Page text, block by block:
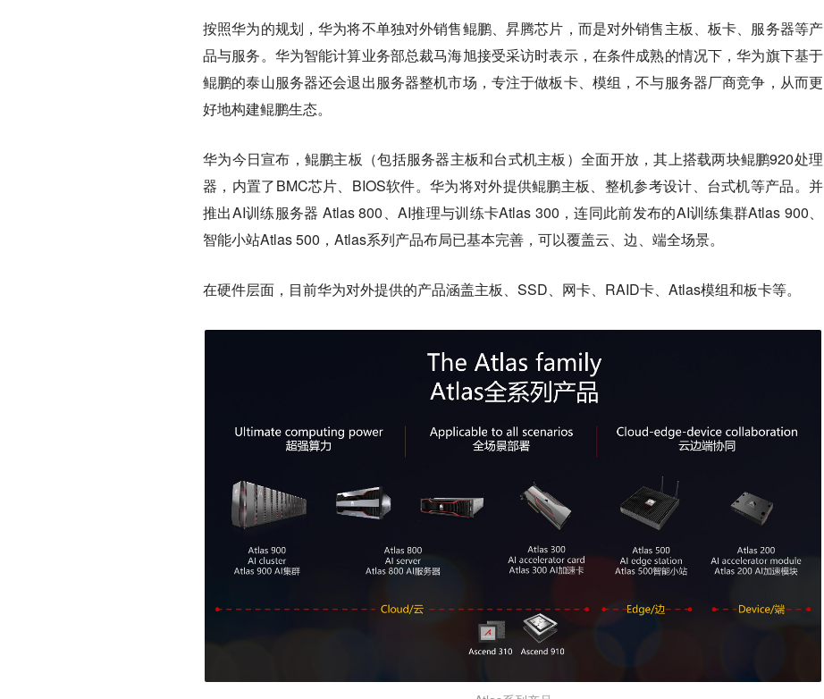
按照华为的规划，华为将不单独对外销售鲲鹏、昇腾芯片，而是对外销售主板、板卡、服务器等产
品与服务。 华为智能计算业务部总裁马海旭接受采访时表示，在条件成熟的情况下，华为旗下基于
鲲鹏的泰山服务器还会退出服务器整机市场，专注于做板卡、模组，不与服务器厂商竞争，从而更
好地构建鲲鹏生态。
华为今日宣布， 鲲鹏主板（包括服务器主板和台式机主板）全面开放，其上搭载两块鲲鹏920处理
器， 内置了BMC芯片、BIOS软件。华为将对外提供鲲鹏主板、整机参考设计、台式机等产品。并
推出AI训练服务器 Atlas 800、AI推理与训练卡Atlas 300，连同此前发布的AI训练集群Atlas 900、
智能小站Atlas 500，Atlas系列产品布局已基本完善，可以覆盖云、边、端全场景。
在硬件层面，目前华为对外提供的产品涵盖主板、SSD、网卡、RAID卡、Atlas模组和板卡等。